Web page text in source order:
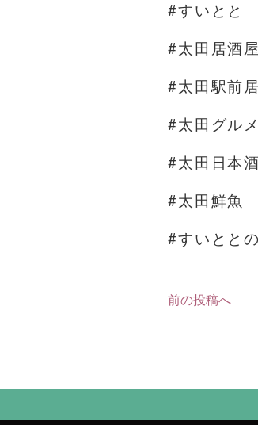
#すいとと
#太田居酒屋
#太田駅前
#太田グルメ
#太田日本酒
#太田鮮魚
#すいとと
前の投稿へ